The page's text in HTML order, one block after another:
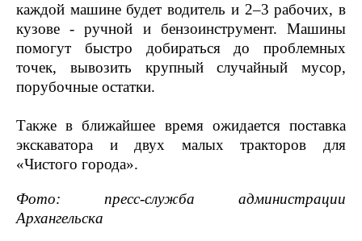
каждой машине будет водитель и 2–3 рабочих, в
кузове - ручной и бензоинструмент. Машины
помогут быстро добираться до проблемных
точек, вывозить крупный случайный мусор,
порубочные остатки.
Также в ближайшее время ожидается поставка
экскаватора и двух малых тракторов для
«Чистого города».
Фото: пресс-служба администрации
Архангельска